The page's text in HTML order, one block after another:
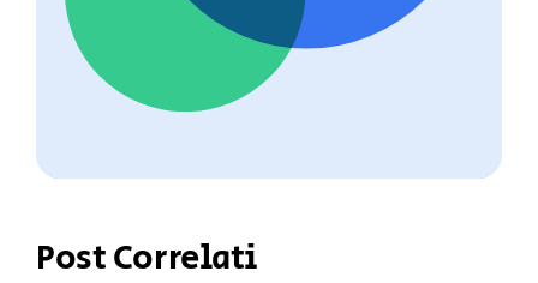
Post Correlati